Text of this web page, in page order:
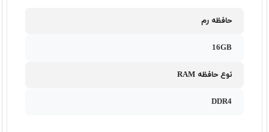
حافظه رم
16GB
نوع حافظه RAM
DDR4